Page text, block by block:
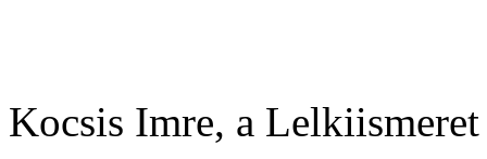
Kocsis Imre, a